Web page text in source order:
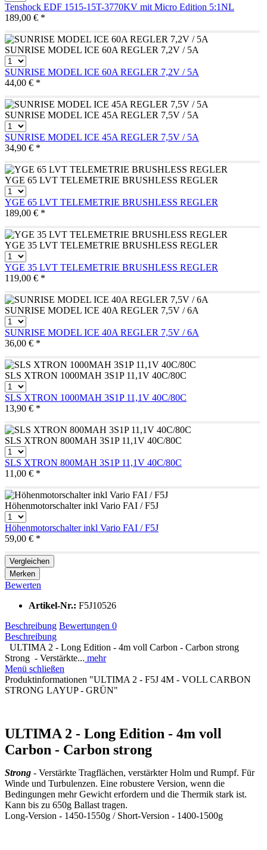
Tenshock EDF 1515-15T-3770KV mit Micro Edition 5:1NL
189,00 € *
SUNRISE MODEL ICE 60A REGLER 7,2V / 5A
SUNRISE MODEL ICE 60A REGLER 7,2V / 5A
44,00 € *
SUNRISE MODEL ICE 45A REGLER 7,5V / 5A
SUNRISE MODEL ICE 45A REGLER 7,5V / 5A
34,90 € *
YGE 65 LVT TELEMETRIE BRUSHLESS REGLER
YGE 65 LVT TELEMETRIE BRUSHLESS REGLER
189,00 € *
YGE 35 LVT TELEMETRIE BRUSHLESS REGLER
YGE 35 LVT TELEMETRIE BRUSHLESS REGLER
119,00 € *
SUNRISE MODEL ICE 40A REGLER 7,5V / 6A
SUNRISE MODEL ICE 40A REGLER 7,5V / 6A
36,00 € *
SLS XTRON 1000MAH 3S1P 11,1V 40C/80C
SLS XTRON 1000MAH 3S1P 11,1V 40C/80C
13,90 € *
SLS XTRON 800MAH 3S1P 11,1V 40C/80C
SLS XTRON 800MAH 3S1P 11,1V 40C/80C
11,00 € *
Höhenmotorschalter inkl Vario FAI / F5J
Höhenmotorschalter inkl Vario FAI / F5J
59,00 € *
Vergleichen
Merken
Bewerten
Artikel-Nr.: F5J10526
Beschreibung Bewertungen 0
Beschreibung
ULTIMA 2 - Long Edition - 4m voll Carbon - Carbon strong
Strong - Verstärkte... mehr
Menü schließen
Produktinformationen "ULTIMA 2 - F5J 4M - VOLL CARBON
STRONG LAYUP - GRÜN"
ULTIMA 2 - Long Edition - 4m voll
Carbon - Carbon strong
Strong - Verstärkte Tragflächen, verstärkter Holm und Rumpf. Für
Winde und Turbulenzen. Eine robustere Version, wenn die
Bedingungen mehr Gewicht erfordern und die Thermik stark ist.
Kann bis zu 650g Ballast tragen.
Long-Version - 1450-1550g / Short-Version - 1400-1500g